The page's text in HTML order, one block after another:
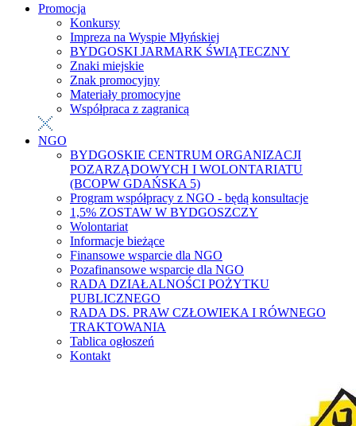
Promocja
Konkursy
Impreza na Wyspie Młyńskiej
BYDGOSKI JARMARK ŚWIĄTECZNY
Znaki miejskie
Znak promocyjny
Materiały promocyjne
Współpraca z zagranicą
NGO
BYDGOSKIE CENTRUM ORGANIZACJI
POZARZĄDOWYCH I WOLONTARIATU
(BCOPW GDAŃSKA 5)
Program współpracy z NGO - będą konsultacje
1,5% ZOSTAW W BYDGOSZCZY
Wolontariat
Informacje bieżące
Finansowe wsparcie dla NGO
Pozafinansowe wsparcie dla NGO
RADA DZIAŁALNOŚCI POŻYTKU
PUBLICZNEGO
RADA DS. PRAW CZŁOWIEKA I RÓWNEGO
TRAKTOWANIA
Tablica ogłoszeń
Kontakt